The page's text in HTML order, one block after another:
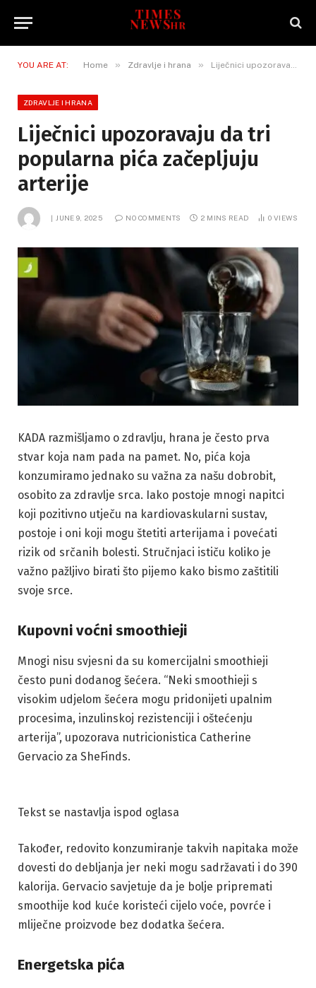
YOU ARE AT: Home » Zdravlje i hrana » Liječnici upozoravaju da tri popularna pića začepljuju arterije
ZDRAVLJE I HRANA
Liječnici upozoravaju da tri
popularna pića začepljuju
arterije
JUNE 9, 2025 NO COMMENTS 2 MINS READ 0VIEWS
KADA razmišljamo o zdravlju, hrana je često prva
stvar koja nam pada na pamet. No, pića koja
konzumiramo jednako su važna za našu dobrobit,
osobito za zdravlje srca. Iako postoje mnogi napitci
koji pozitivno utječu na kardiovaskularni sustav,
postoje i oni koji mogu štetiti arterijama i povećati
rizik od srčanih bolesti. Stručnjaci ističu koliko je
važno pažljivo birati što pijemo kako bismo zaštitili
svoje srce.
Kupovni voćni smoothieji
Mnogi nisu svjesni da su komercijalni smoothieji
često puni dodanog šećera. “Neki smoothieji s
visokim udjelom šećera mogu pridonijeti upalnim
procesima, inzulinskoj rezistenciji i oštećenju
arterija”, upozorava nutricionistica Catherine
Gervacio za SheFinds.
Tekst se nastavlja ispod oglasa
Također, redovito konzumiranje takvih napitaka može
dovesti do debljanja jer neki mogu sadržavati i do 390
kalorija. Gervacio savjetuje da je bolje pripremati
smoothije kod kuće koristeći cijelo voće, povrće i
mliječne proizvode bez dodatka šećera.
Energetska pića